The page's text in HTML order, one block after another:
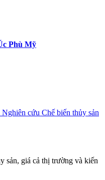
Phù Mỹ
Nghiên cứu Chế biến thủy sản
sản, giá cả thị trường và kiến